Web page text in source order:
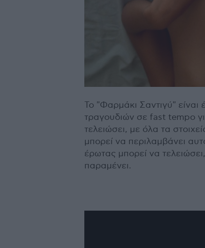
Το "Φαρμάκι Σαντιγύ" είναι
τραγουδιών σε fast tempo
τελειώσει, με όλα τα
μπορεί να περιλαμβάνει
έρωτας μπορεί να
παραμένει.